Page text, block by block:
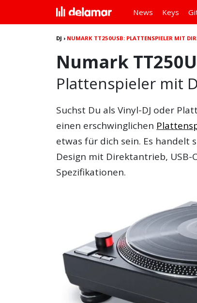
News Keys
DJ › NUMARK TT250USB: PLATTENSPIELER MIT
Numark
Plattenspieler mit
Suchst Du als Vinyl-DJ oder
einen erschwinglichen
etwas für dich sein. Es handelt
Design mit Direktantrieb, USB-
Spezifikationen.